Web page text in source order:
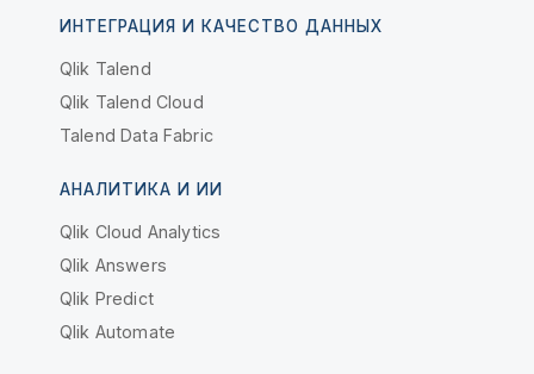
ИНТЕГРАЦИЯ И КАЧЕСТВО ДАННЫХ
Qlik Talend
Qlik Talend Cloud
Talend Data Fabric
АНАЛИТИКА И ИИ
Qlik Cloud Analytics
Qlik Answers
Qlik Predict
Qlik Automate